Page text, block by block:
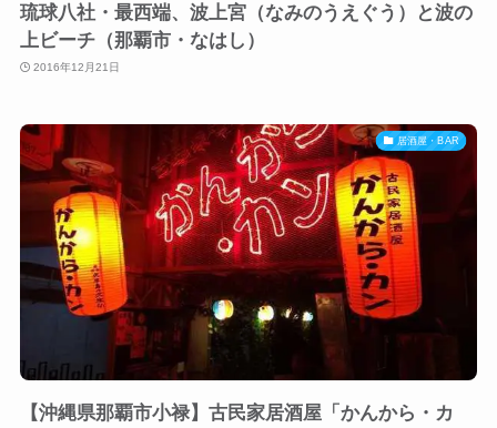
琉球八社・最西端、波上宮（なみのうえぐう）と波の
上ビーチ（那覇市・なはし）
2016年12月21日
居酒屋・BAR
【沖縄県那覇市小禄】古民家居酒屋「かんから・カ